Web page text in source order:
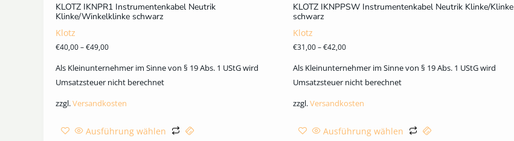
KLOTZ IKNPR1 Instrumentenkabel Neutrik
Klinke/Winkelklinke schwarz
Klotz
€40,00–€49,00
Als Kleinunternehmer im Sinne von § 19 Abs. 1 UStG wird
Umsatzsteuer nicht berechnet
zzgl.Versandkosten
Ausführung wählen
KLOTZ IKNPPSW Instrumentenkabel Neutrik Klinke/Klinke
schwarz
Klotz
€31,00–€42,00
Als Kleinunternehmer im Sinne von § 19 Abs. 1 UStG wird
Umsatzsteuer nicht berechnet
zzgl.Versandkosten
Ausführung wählen